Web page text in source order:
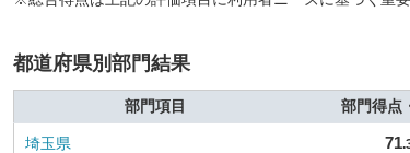
都道府県別部門結果
部門項目 部門得点
埼玉県 71